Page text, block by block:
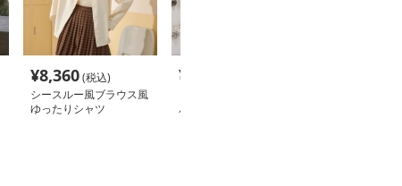
¥8,360(税込)
シースルー風ブラウス風
ゆったりシャツ
¥
パフスリーブブラウス